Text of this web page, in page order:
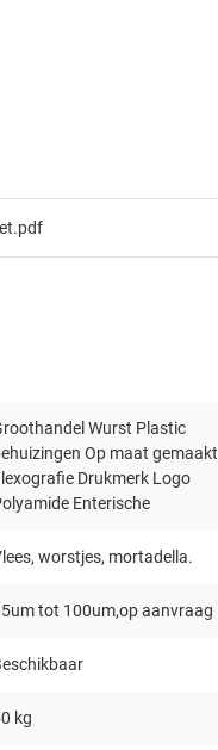
Wurst Plastic
Op maat gemaakt
Drukmerk Logo
Enterische
worstjes, mortadella.
tot 100um,op aanvraag
kg